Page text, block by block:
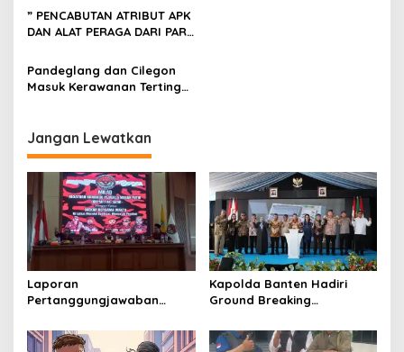
GERADIN PANDEGLANG dan
POSBAKUMADIN SERANG
” PENCABUTAN ATRIBUT APK
DAN ALAT PERAGA DARI PARA
PRESIDEN MENJELANG
PEMILU 2024 “
Pandeglang dan Cilegon
Masuk Kerawanan Tertinggi
Jangan Lewatkan
Laporan
Pertanggungjawaban
Panitia Milad KKPMP ke-15
Resmi Ditutup
Kapolda Banten Hadiri
Ground Breaking
Kantor DPD RI di Ibu Kota
Provinsi Banten